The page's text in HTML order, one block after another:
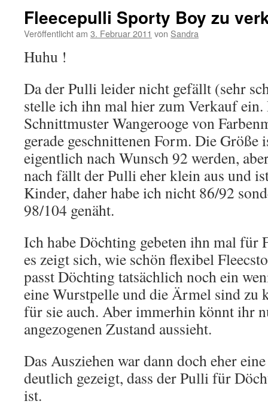
Fleecepulli Sporty Boy zu
Veröffentlicht am 3. Februar 2011 von Sandra
Huhu !
Da der Pulli leider nicht gefällt (sehr
stelle ich ihn mal hier zum Verkauf
Schnittmuster Wangerooge von
gerade geschnittenen Form. Die Größe
eigentlich nach Wunsch 92 werden,
nach fällt der Pulli eher klein aus und
Kinder, daher habe ich nicht 86/92
98/104 genäht.
Ich habe Döchting gebeten ihn mal für
es zeigt sich, wie schön flexibel
passt Döchting tatsächlich noch ein
eine Wurstpelle und die Ärmel sind zu
für sie auch. Aber immerhin könnt ihr
angezogenen Zustand aussieht.
Das Ausziehen war dann doch eher
deutlich gezeigt, dass der Pulli für
ist.